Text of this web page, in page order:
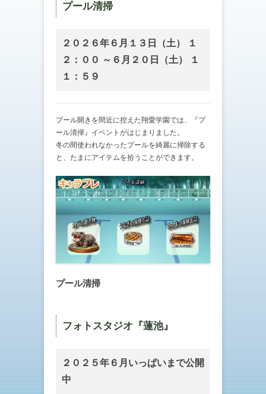
プール清掃
２０２６年６月１３日（土） １
２：００ ～６月２０日（土） １
１：５９
プール開きを間近に控えた翔愛学園では、『プ
ール清掃』イベントがはじまりました。
冬の間使われなかったプールを綺麗に掃除する
と、たまにアイテムを拾うことができます。
プール清掃
フォトスタジオ『蓮池』
２０２５年６月いっぱいまで公開
中